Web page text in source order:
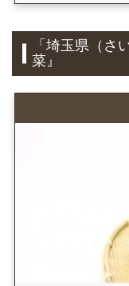
「埼玉県（さ
菜』